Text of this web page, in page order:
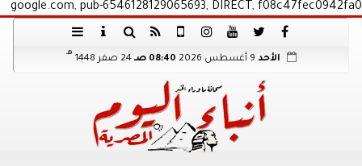
google.com, pub-6546128129065693, DIRECT, f08c47fec0942fa0
الأحد 08:40 صـ 24 صفر 1448
هـ